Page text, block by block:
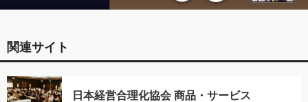
関連サイト
日本経営合理化協会 商品・サービス